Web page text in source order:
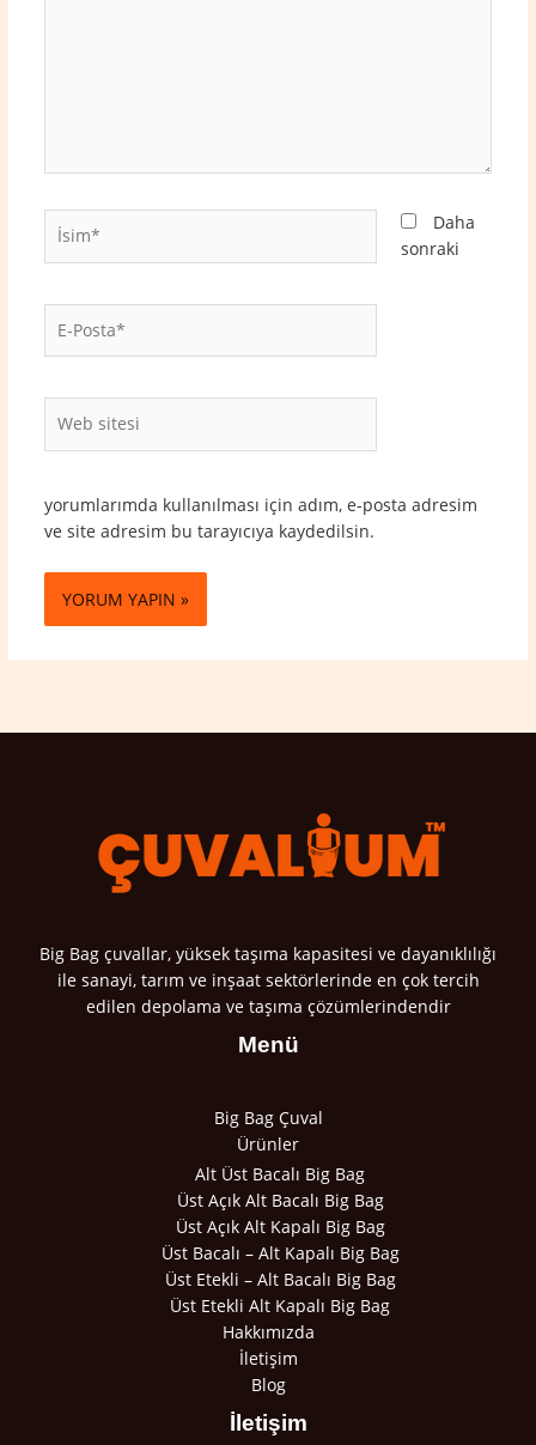
İsim*
Posta*
sitesi
Daha
sonraki
yorumlarımda kullanılması için adım, e-posta adresim
ve site adresim bu tarayıcıya kaydedilsin.
Big Bag çuvallar, yüksek taşıma kapasitesi ve dayanıklılığı
ile sanayi, tarım ve inşaat sektörlerinde en çok tercih
edilen depolama ve taşıma çözümlerindendir
Menü
Big Bag Çuval
Ürünler
Alt Üst Bacalı Big Bag
Üst Açık Alt Bacalı Big Bag
Üst Açık Alt Kapalı Big Bag
Üst Bacalı – Alt Kapalı Big Bag
Üst Etekli – Alt Bacalı Big Bag
Üst Etekli Alt Kapalı Big Bag
Hakkımızda
İletişim
Blog
İletişim